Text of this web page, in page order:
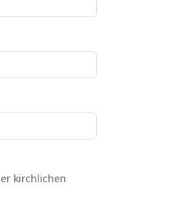
kirchlichen